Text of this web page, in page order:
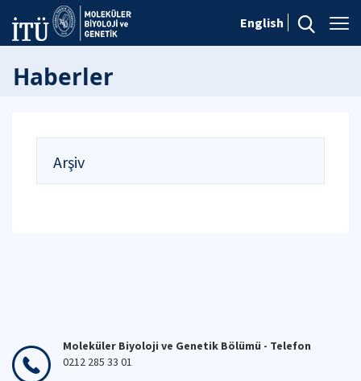
English
Haberler
Arşiv
Moleküler Biyoloji ve Genetik Bölümü - Telefon
0212 285 33 01